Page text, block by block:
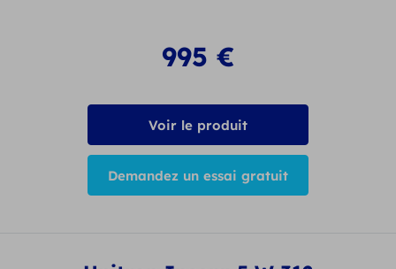
995 €
Voir le produit
Demandez un essai gratuit